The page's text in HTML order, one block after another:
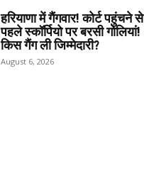
हरियाणा में गैंगवार! कोर्ट पहुंचने से
पहले स्कॉर्पियो पर बरसी गोलियां!
किस गैंग ली जिम्मेदारी?
August 6, 2026